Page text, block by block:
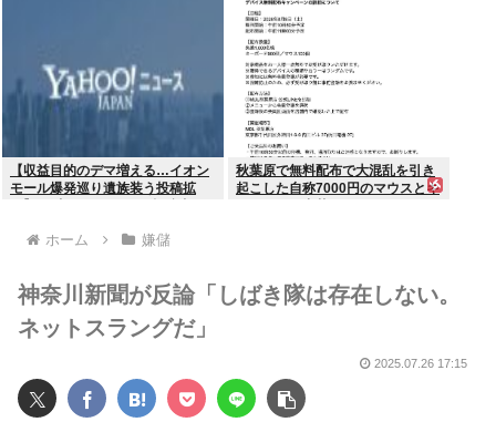
【収益目的のデマ増える…イオン
モール爆発巡り遺族装う投稿拡
くなった」
秋葉原で無料配布で大混乱を引き
起こした自称7000円のマウスとキ
ホーム 嫌儲
神奈川新聞が反論「しばき隊は存在しない。
ネットスラングだ」
2025.07.26 17:15